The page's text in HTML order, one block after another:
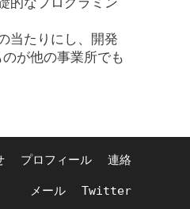
当たりにし、開発
が他の事業所でも
プロフィール 連絡
メール Twitter